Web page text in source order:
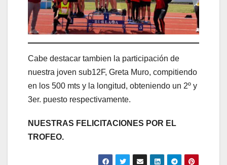
Cabe destacar tambien la participación de
nuestra joven sub12F, Greta Muro, compitiendo
en los 500 mts y la longitud, obteniendo un 2º y
3er. puesto respectivamente.
NUESTRAS FELICITACIONES POR EL
TROFEO.